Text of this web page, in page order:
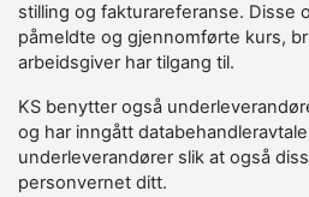
stilling og fakturareferanse. Disse
påmeldte og gjennomførte kurs,
arbeidsgiver har tilgang til.
KS benytter også
og har inngått
underleverandører slik at også
personvernet ditt.